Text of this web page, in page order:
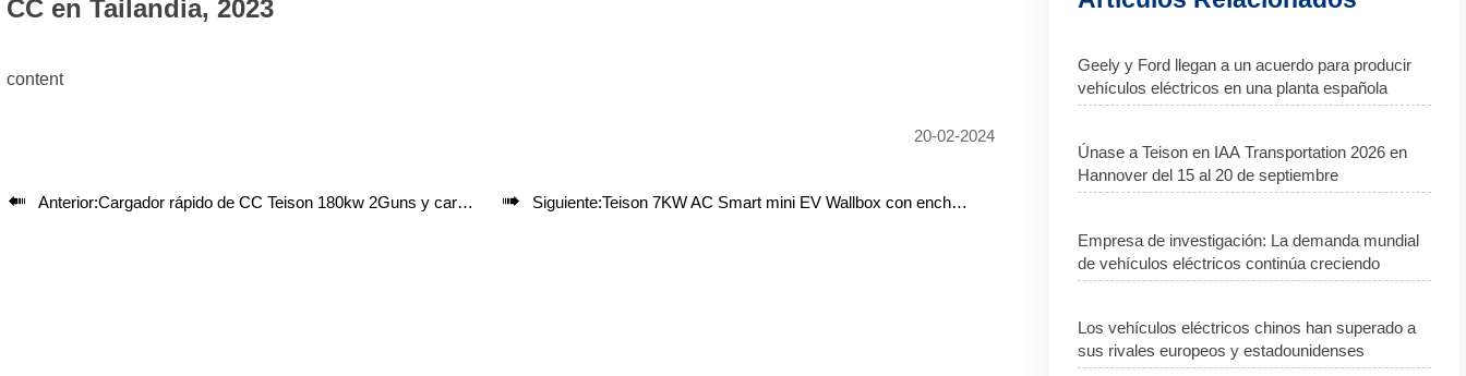
CC en Tailandia, 2023
content
20-02-2024
 Anterior:Cargador rápido de CC Teison 180kw 2Guns y cargador de pared OCPP en Tailandia, 2023  Siguiente:Teison 7KW AC Smart mini EV Wallbox con enchufe en Brasil, 2024
Geely y Ford llegan a un acuerdo para producir
vehículos eléctricos en una planta española
Únase a Teison en IAA Transportation 2026 en
Hannover del 15 al 20 de septiembre
Empresa de investigación: La demanda mundial
de vehículos eléctricos continúa creciendo
Los vehículos eléctricos chinos han superado a
sus rivales europeos y estadounidenses